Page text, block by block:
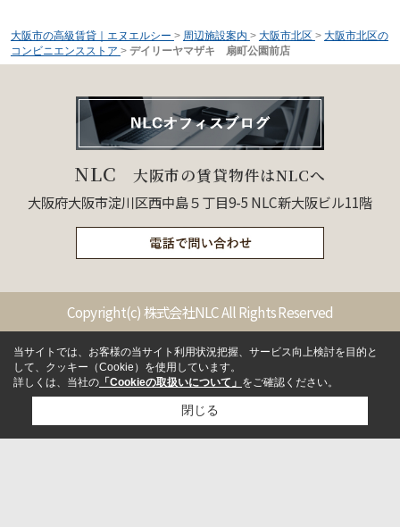
大阪市の高級賃貸｜エヌエルシー > 周辺施設案内 > 大阪市北区 > 大阪市北区の
コンビニエンスストア > デイリーヤマザキ 扇町公園前店
NLC 大阪市の賃貸物件はNLCへ
大阪府大阪市淀川区西中島５丁目9-5 NLC新大阪ビル11階
Copyright(c) 株式会社NLC All Rights Reserved
当サイトでは、お客様の当サイト利用状況把握、サービス向上検討を目的と
して、クッキー（Cookie）を使用しています。
詳しくは、当社の 「Cookieの取扱いについて」 をご確認ください。
閉じる